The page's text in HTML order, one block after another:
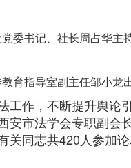
委书记、社长周占华主
育指导室副主任邹小龙
作，不断提升舆论
市法学会专职副
同志共420人参加论